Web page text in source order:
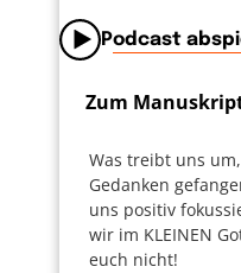
Podcast
Zum
Was treibt uns
Gedanken
uns positiv
wir im KLEINEN
euch nicht!